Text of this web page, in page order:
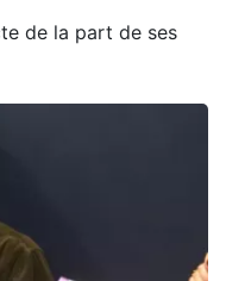
de la part de ses